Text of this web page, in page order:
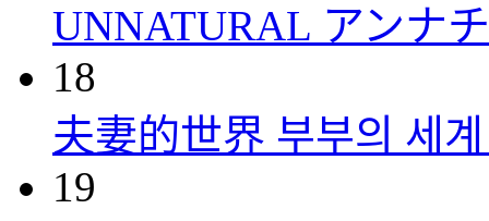
UNNATURAL アンナ
18
夫妻的世界 부부의 세
19